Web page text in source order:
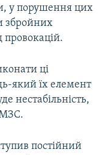
у порушення цих
збройних
провокацій.
ці
який їх елемент
нестабільність,
МЗС.
постійний